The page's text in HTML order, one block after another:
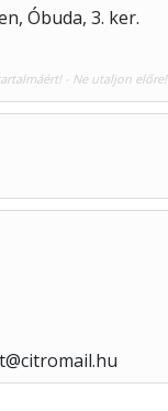
Óbuda, 3. ker.
- Ne utaljon előre!